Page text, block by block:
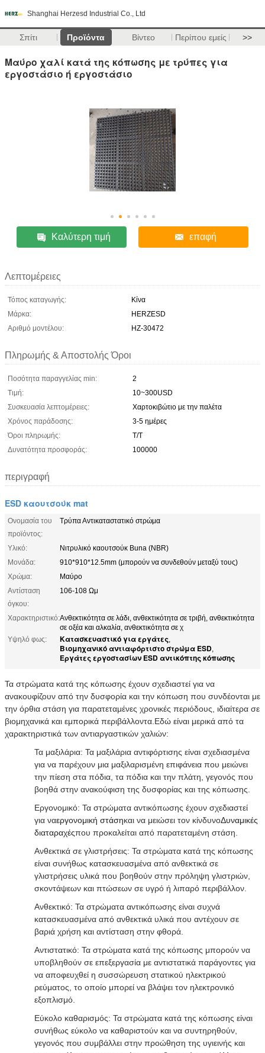
Shanghai Herzesd Industrial Co., Ltd
Σπίτι Προϊόντα Βίντεο Περίπου εμείς >>
Μαύρο χαλί κατά της κόπωσης με τρύπες για
εργοστάσιο ή εργοστάσιο
Καλύτερη τιμή επαφή
Λεπτομέρειες
Τόπος καταγωγής:
Κίνα
Μάρκα:
HERZESD
Αριθμό μοντέλου:
HZ-30472
Πληρωμής & Αποστολής Όροι
Ποσότητα παραγγελίας min:
2
Τιμή:
10~300USD
Συσκευασία λεπτομέρειες:
Χαρτοκιβώτιο με την παλέτα
Χρόνος παράδοσης:
3-5 ημέρες
Όροι πληρωμής:
Τ/Τ
Δυνατότητα προσφοράς:
100000
περιγραφή
ESD καουτσούκ mat
Ονομασία του
προϊόντος:
Τρύπα Αντικαταστατικό στρώμα
Υλικό:
Νιτρυλικό καουτσούκ Buna (NBR)
Μονάδα:
910*910*12.5mm (μπορούν να συνδεθούν μεταξύ τους)
Χρώμα:
Μαύρο
Αντίσταση
όγκου:
106-108 Ωμ
Χαρακτηριστικό:Ανθεκτικότητα σε λάδι, ανθεκτικότητα σε τριβή, ανθεκτικότητα
σε οξέα και αλκαλία, ανθεκτικότητα σε χ
Υψηλό φως:
Κατασκευαστικό για εργάτες,
Βιομηχανικό αντιαφόρτιστο στρώμα ESD,
Εργάτες εργοστασίων ESD αντικόπτης κόπωσης
Τα στρώματα κατά της κόπωσης έχουν σχεδιαστεί για να
ανακουφίζουν από την δυσφορία και την κόπωση που συνδέονται με
την όρθια στάση για παρατεταμένες χρονικές περιόδους, ιδιαίτερα σε
βιομηχανικά και εμπορικά περιβάλλοντα.Εδώ είναι μερικά από τα
χαρακτηριστικά των αντιαργαστικών χαλιών:
Τα μαξιλάρια: Τα μαξιλάρια αντιφόρτισης είναι σχεδιασμένα
για να παρέχουν μια μαξιλαρισμένη επιφάνεια που μειώνει
την πίεση στα πόδια, τα πόδια και την πλάτη, γεγονός που
βοηθά στην ανακούφιση της δυσφορίας και της κόπωσης.
Εργονομικό: Τα στρώματα αντικόπωσης έχουν σχεδιαστεί
για ναεργονομική στάσηκαι να μειώσει τον κίνδυνοΔυναμικές
διαταραχέςπου προκαλείται από παρατεταμένη στάση.
Ανθεκτικά σε γλιστρήσεις: Τα στρώματα κατά της κόπωσης
είναι συνήθως κατασκευασμένα από ανθεκτικά σε
γλιστρήσεις υλικά που βοηθούν στην πρόληψη γλιστριών,
σκοντάψεων και πτώσεων σε υγρό ή λιπαρό περιβάλλον.
Ανθεκτικό: Τα στρώματα αντικόπωσης είναι συχνά
κατασκευασμένα από ανθεκτικά υλικά που αντέχουν σε
βαριά χρήση και αντίσταση στην φθορά.
Αντιστατικό: Τα στρώματα κατά της κόπωσης μπορούν να
υποβληθούν σε επεξεργασία με αντιστατικά παράγοντες για
να αποφευχθεί η συσσώρευση στατικού ηλεκτρικού
ρεύματος, το οποίο μπορεί να βλάψει τον ηλεκτρονικό
εξοπλισμό.
Εύκολο καθαρισμός: Τα στρώματα κατά της κόπωσης είναι
συνήθως εύκολο να καθαριστούν και να συντηρηθούν,
γεγονός που συμβάλλει στην προώθηση της υγιεινής και